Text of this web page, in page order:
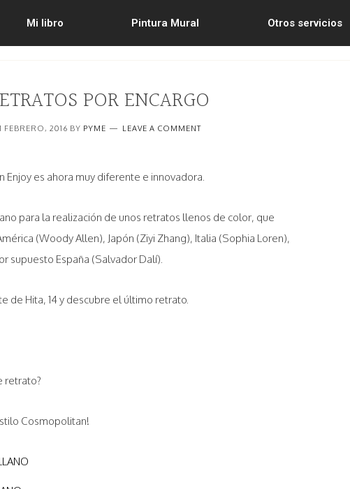
Mi libro Pintura Mural Otros servicios
POR ENCARGO
FEBRERO, 2016 BY PYME LEAVE A COMMENT
Enjoy es ahora muy diferente e innovadora.
para la realización de unos retratos llenos de color, que
(Woody Allen), Japón (Ziyi Zhang), Italia (Sophia Loren),
supuesto España (Salvador Dalí).
de Hita, 14 y descubre el último retrato.
retrato?
Cosmopolitan!